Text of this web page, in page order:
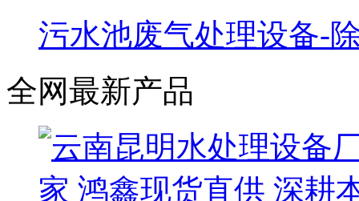
污水池废气处理设备-
全网最新产品